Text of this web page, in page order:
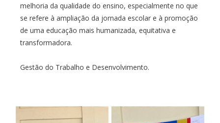
melhoria da qualidade do ensino, especialmente no que
se refere à ampliação da jornada escolar e à promoção
de uma educação mais humanizada, equitativa e
transformadora.
Gestão do Trabalho e Desenvolvimento.